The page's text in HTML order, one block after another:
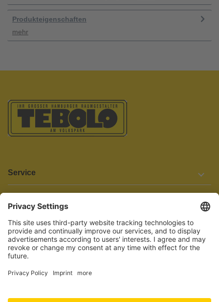
Produkteigenschaften
mehr
Service
Informationen
Barrierefreiheit
Wir bemühen uns, unsere Website barrierefrei zu gestalten.
Einige Inhalte und Funktionen sind derzeit jedoch noch nicht
vollständig zugänglich. Wenn Sie auf Barrieren stoßen oder Hilfe
benötigen, kontaktieren Sie uns bitte unter service[at]knutzen.de.
Vertrag widerrufen
© 2026 TEBOLO